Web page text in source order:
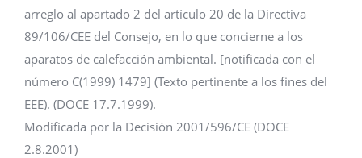
arreglo al apartado 2 del artículo 20 de la Directiva
89/106/CEE del Consejo, en lo que concierne a los
aparatos de calefacción ambiental. [notificada con el
número C(1999) 1479] (Texto pertinente a los fines del
EEE). (DOCE 17.7.1999).
Modificada por la Decisión 2001/596/CE (DOCE
2.8.2001)